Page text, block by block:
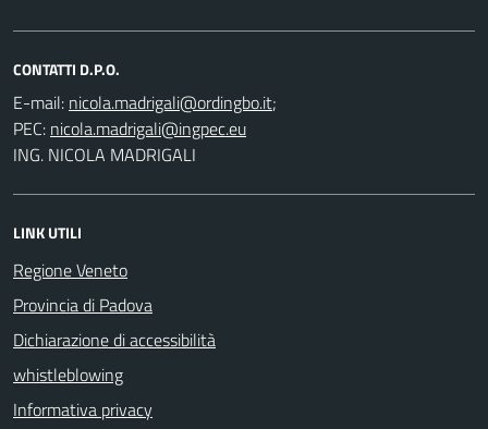
CONTATTI D.P.O.
E-mail:
;
PEC:
ING. NICOLA MADRIGALI
LINK UTILI
Regione Veneto
Provincia di Padova
Dichiarazione di accessibilità
whistleblowing
Informativa privacy